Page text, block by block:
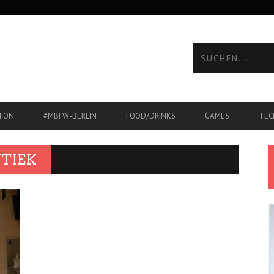
#MBFW-BERLIN FOOD/DRINKS GAMES